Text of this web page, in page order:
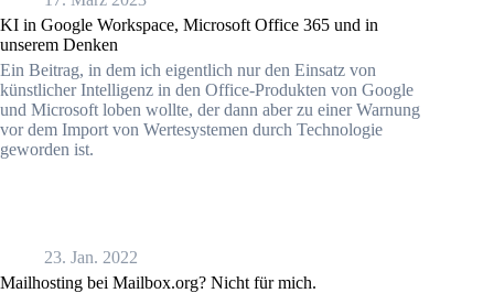
KI in Google Workspace, Microsoft Office 365 und in
unserem Denken
Ein Beitrag, in dem ich eigentlich nur den Einsatz von
künstlicher Intelligenz in den Office-Produkten von Google
und Microsoft loben wollte, der dann aber zu einer Warnung
vor dem Import von Wertesystemen durch Technologie
geworden ist.
23. Jan. 2022
Mailhosting bei Mailbox.org? Nicht für mich.